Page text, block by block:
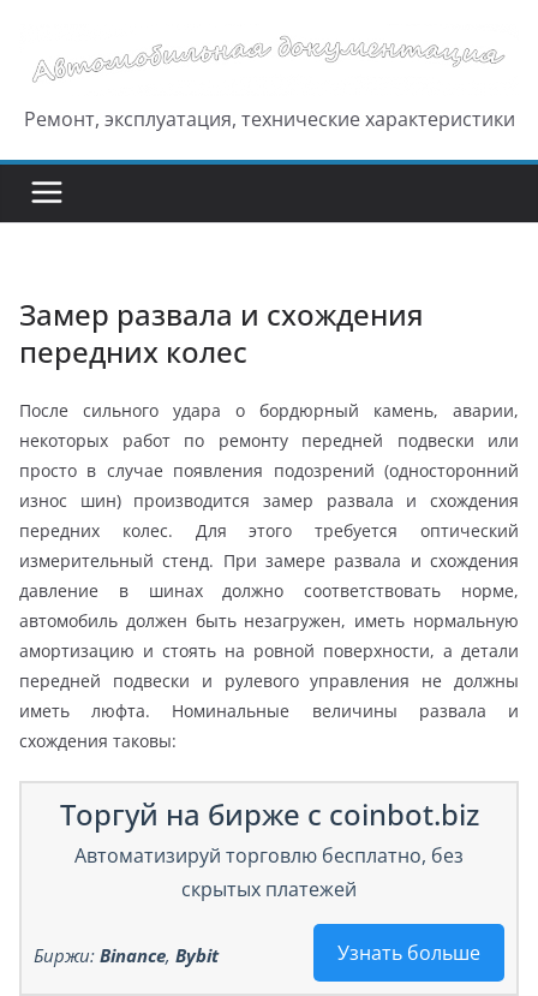
содержимому
Ремонт, эксплуатация, технические характеристики
Замер развала и схождения
передних колес
После сильного удара о бордюрный камень, аварии,
некоторых работ по ремонту передней подвески или
просто в случае появления подозрений (односторонний
износ шин) производится замер развала и схождения
передних колес. Для этого требуется оптический
измерительный стенд. При замере развала и схождения
давление в шинах должно соответствовать норме,
автомобиль должен быть незагружен, иметь нормальную
амортизацию и стоять на ровной поверхности, а детали
передней подвески и рулевого управления не должны
иметь люфта. Номинальные величины развала и
схождения таковы:
Торгуй на бирже с coinbot.biz
Автоматизируй торговлю бесплатно, без
скрытых платежей
Узнать больше
Биржи: Binance, Bybit